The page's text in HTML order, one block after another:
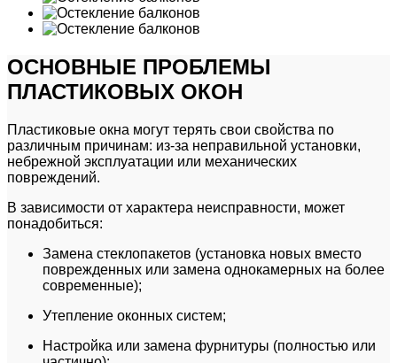
ОСНОВНЫЕ ПРОБЛЕМЫ
ПЛАСТИКОВЫХ ОКОН
Пластиковые окна могут терять свои свойства по
различным причинам: из-за неправильной установки,
небрежной эксплуатации или механических
повреждений.
В зависимости от характера неисправности, может
понадобиться:
Замена стеклопакетов (установка новых вместо
поврежденных или замена однокамерных на более
современные);
Утепление оконных систем;
Настройка или замена фурнитуры (полностью или